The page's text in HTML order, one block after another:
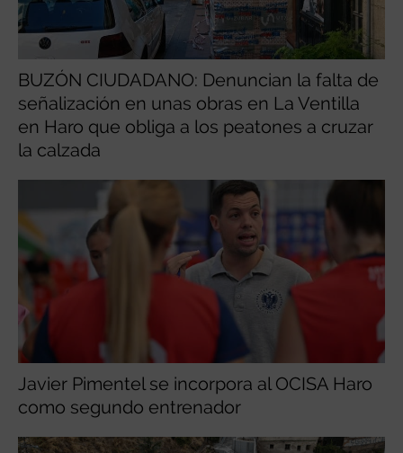
BUZÓN CIUDADANO: Denuncian la falta de
señalización en unas obras en La Ventilla
en Haro que obliga a los peatones a cruzar
la calzada
Javier Pimentel se incorpora al OCISA Haro
como segundo entrenador